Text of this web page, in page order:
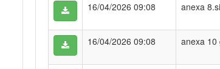
16/04/2026 09:08 anexa
16/04/2026 09:08 anexa 10